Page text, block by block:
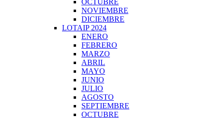
OCTUBRE
NOVIEMBRE
DICIEMBRE
LOTAIP 2024
ENERO
FEBRERO
MARZO
ABRIL
MAYO
JUNIO
JULIO
AGOSTO
SEPTIEMBRE
OCTUBRE